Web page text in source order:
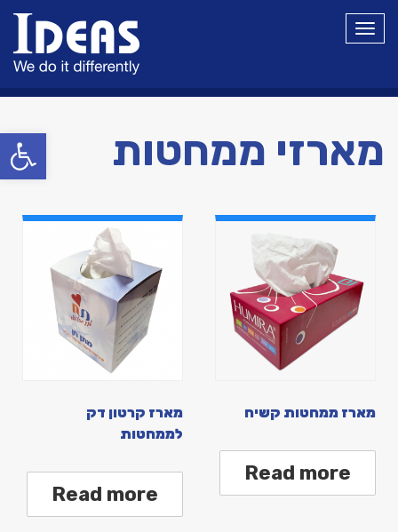
פתח
תפריט
מארזי ממחטות
מארז ממחטות קשיח
Read more
מארז קרטון דק
לממחטות
Read more